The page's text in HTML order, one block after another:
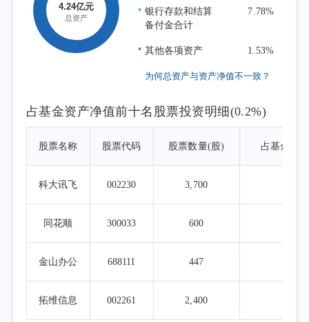
银行存款和结算
备付金合计
7.78%
其他各项资产 1.53%
为何总资产与资产净值不一致？
占基金资产净值前十名股票投资明细(0.2%)
股票名称 股票代码 股票数量(股) 占基金资
科大讯飞 002230 3,700
同花顺 300033 600
金山办公 688111 447
拓维信息 002261 2,400